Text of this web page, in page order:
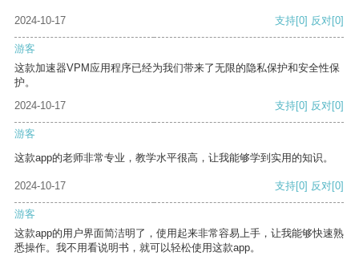
2024-10-17 支持[0] 反对[0]
游客
这款加速器VPM应用程序已经为我们带来了无限的隐私保护和安全性保
护。
2024-10-17
支持[0] 反对[0]
游客
这款app的老师非常专业，教学水平很高，让我能够学到实用的知识。
2024-10-17 支持[0] 反对[0]
游客
这款app的用户界面简洁明了，使用起来非常容易上手，让我能够快速熟
悉操作。我不用看说明书，就可以轻松使用这款app。